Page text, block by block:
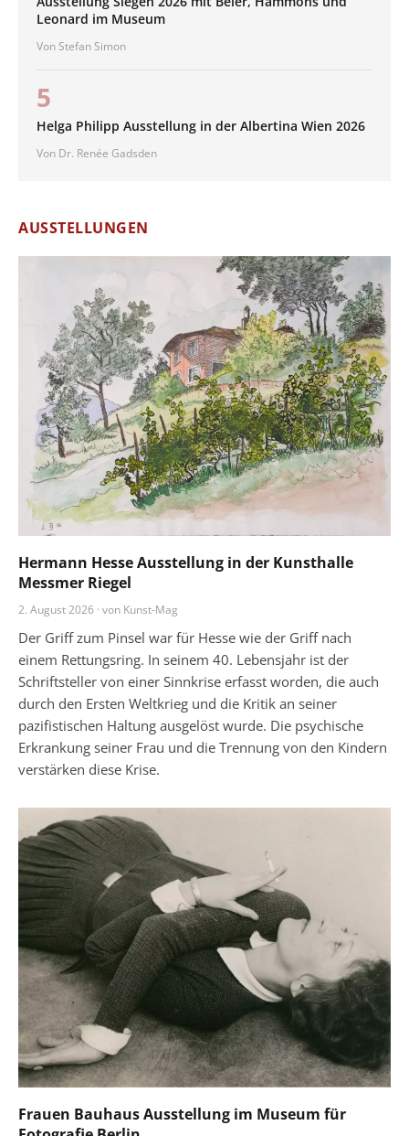
Leonard im Museum
Von Stefan Simon
5
Helga Philipp Ausstellung in der Albertina Wien 2026
Von Dr. Renée Gadsden
AUSSTELLUNGEN
Hermann Hesse Ausstellung in der Kunsthalle
Messmer Riegel
2. August 2026 · von Kunst-Mag
Der Griff zum Pinsel war für Hesse wie der Griff nach
einem Rettungsring. In seinem 40. Lebensjahr ist der
Schriftsteller von einer Sinnkrise erfasst worden, die auch
durch den Ersten Weltkrieg und die Kritik an seiner
pazifistischen Haltung ausgelöst wurde. Die psychische
Erkrankung seiner Frau und die Trennung von den Kindern
verstärken diese Krise.
Frauen Bauhaus Ausstellung im Museum für